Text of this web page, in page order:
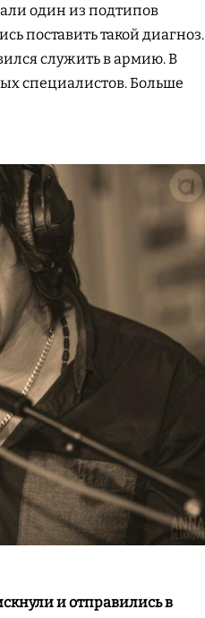
один из подтипов
поставить такой диагноз.
служить в армию. В
специалистов. Больше
и отправились в